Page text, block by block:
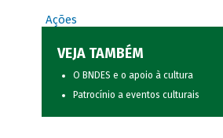
Ações
VEJA TAMBÉM
O BNDES e o apoio à cultura
Patrocínio a eventos culturais